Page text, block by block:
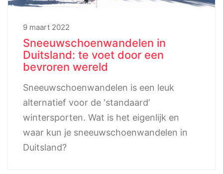
9 maart 2022
Sneeuwschoenwandelen in
Duitsland: te voet door een
bevroren wereld
Sneeuwschoenwandelen is een leuk
alternatief voor de ‘standaard’
wintersporten. Wat is het eigenlijk en
waar kun je sneeuwschoenwandelen in
Duitsland?